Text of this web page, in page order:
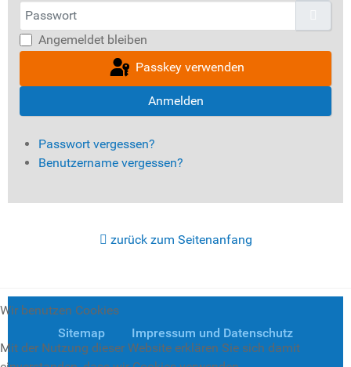
Passwort
Angemeldet bleiben
Passkey verwenden
Anmelden
Passwort vergessen?
Benutzername vergessen?
zurück zum Seitenanfang
Sitemap Impressum und Datenschutz
Wir benutzen Cookies
Mit der Nutzung dieser Website erklären Sie sich damit